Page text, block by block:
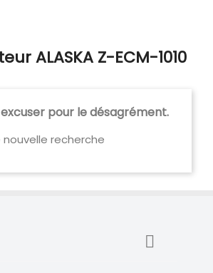
ALASKA Z-ECM-1010
pour le désagrément.
recherche
